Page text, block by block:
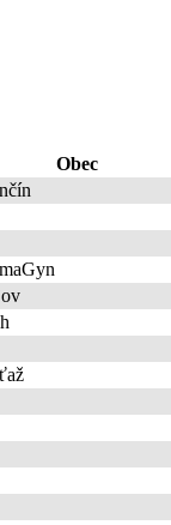
Obec